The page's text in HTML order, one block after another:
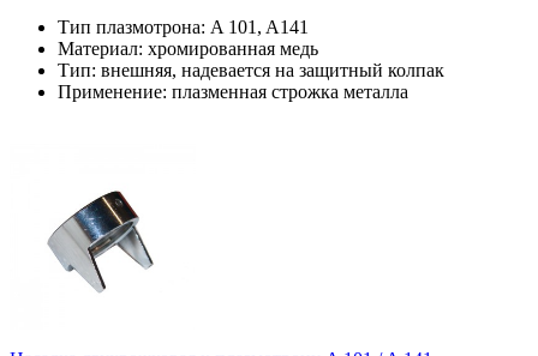
Тип плазмотрона: A 101, A141
Материал: хромированная медь
Тип: внешняя, надевается на защитный колпак
Применение: плазменная строжка металла